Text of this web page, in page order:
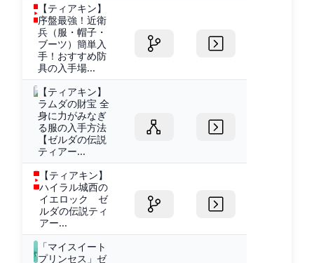
【ティアキン】
序盤最強！近衛
兵（服・帽子・
ブーツ）簡単入
手！おすすめ防
具の入手場...
【ティアキン】
ラムダの財宝 全
身に力がみなぎ
る服の入手方法
【ゼルダの伝説
ティアー...
【ティアキン】
ハイラル城西の
イエロック ゼ
ルダの伝説ティ
アー...
「マイスイート
プリンセス」ゼ